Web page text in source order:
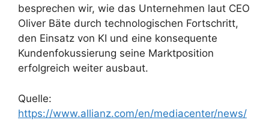
besprechen wir, wie das Unternehmen laut CEO
Oliver Bäte durch technologischen Fortschritt,
den Einsatz von KI und eine konsequente
Kundenfokussierung seine Marktposition
erfolgreich weiter ausbaut.
Quelle:
https://www.allianz.com/en/mediacenter/news/